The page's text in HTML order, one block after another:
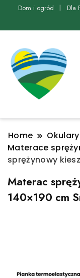
Dom i ogród Dla
Home
Materace
sprężynowy
Materac
140×190 cm